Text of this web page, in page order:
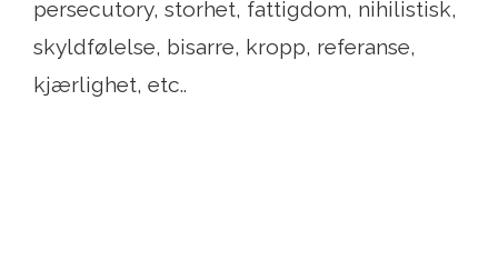
persecutory, storhet, fattigdom, nihilistisk,
skyldfølelse, bisarre, kropp, referanse,
kjærlighet, etc..